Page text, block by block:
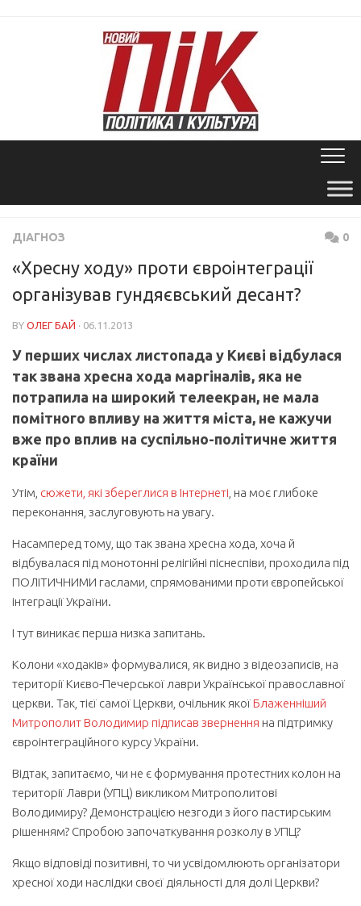
ДІАГНОЗ 0
«Хресну ходу» проти євроінтеграції
організував гундяєвський десант?
BY ОЛЕГ БАЙ · 06.11.2013
У перших числах листопада у Києві відбулася
так звана хресна хода маргіналів, яка не
потрапила на широкий телеекран, не мала
помітного впливу на життя міста, не кажучи
вже про вплив на суспільно-політичне життя
країни
Утім, сюжети, які збереглися в Інтернеті , на моє глибоке
переконання, заслуговують на увагу.
Насамперед тому, що так звана хресна хода, хоча й
відбувалася під монотонні релігійні піснеспіви, проходила під
ПОЛІТИЧНИМИ гаслами, спрямованими проти європейської
інтеграції України.
І тут виникає перша низка запитань.
Колони «ходаків» формувалися, як видно з відеозаписів, на
території Києво-Печерської лаври Української православної
церкви. Так, тієї самої Церкви, очільник якої Блаженніший
Митрополит Володимир підписав звернення на підтримку
євроінтеграційного курсу України.
Відтак, запитаємо, чи не є формування протестних колон на
території Лаври (УПЦ) викликом Митрополитові
Володимиру? Демонстрацією незгоди з його пастирським
рішенням? Спробою започаткування розколу в УПЦ?
Якщо відповіді позитивні, то чи усвідомлюють організатори
хресної ходи наслідки своєї діяльності для долі Церкви?